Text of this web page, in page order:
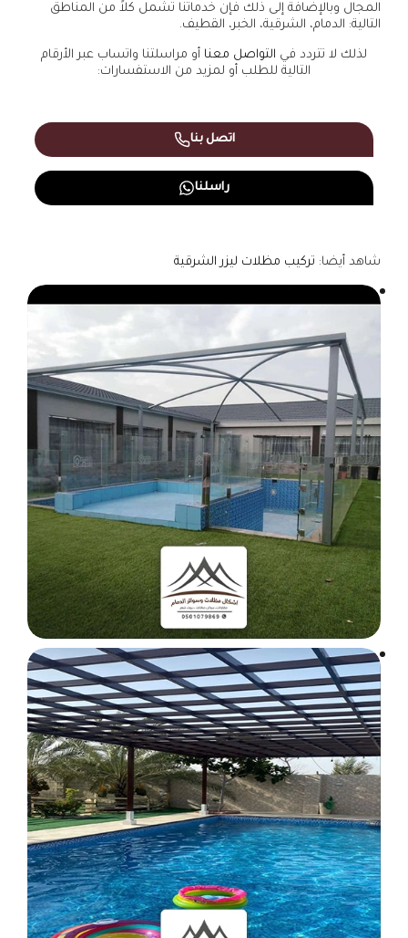
المجال وبالإضافة إلى ذلك فإن خدماتنا تشمل كلاً من المناطق
التالية: الدمام، الشرقية، الخبر، القطيف.
لذلك لا تتردد في التواصل معنا أو مراسلتنا واتساب عبر الأرقام
التالية للطلب أو لمزيد من الاستفسارات:
اتصل بنا
راسلنا
شاهد أيضا: تركيب مظلات ليزر الشرقية